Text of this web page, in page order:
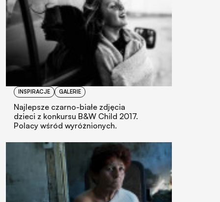
INSPIRACJE GALERIE
Najlepsze czarno-białe zdjęcia
dzieci z konkursu B&W Child 2017.
Polacy wśród wyróżnionych.